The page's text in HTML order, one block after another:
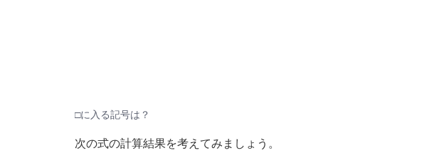
□に入る記号は？
次の式の計算結果を考えてみましょう。